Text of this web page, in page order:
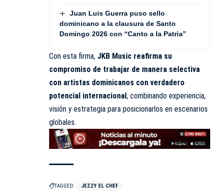
Juan Luis Guerra puso sello
dominicano a la clausura de Santo
Domingo 2026 con “Canto a la Patria”
Con esta firma, JKB Music reafirma su
compromiso de trabajar de manera selectiva
con artistas dominicanos con verdadero
potencial internacional , combinando experiencia,
visión y estrategia para posicionarlos en escenarios
globales.
TAGGED: JEZZY EL CHEF